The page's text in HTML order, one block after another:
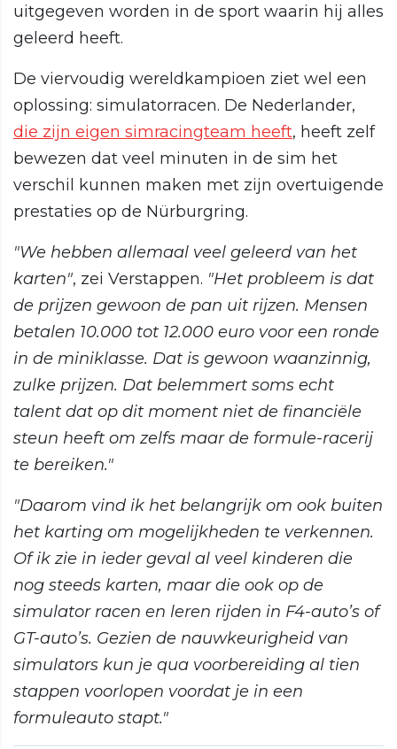
uitgegeven worden in de sport waarin hij alles
geleerd heeft.
De viervoudig wereldkampioen ziet wel een
oplossing: simulatorracen. De Nederlander,
die zijn eigen simracingteam heeft, heeft zelf
bewezen dat veel minuten in de sim het
verschil kunnen maken met zijn overtuigende
prestaties op de Nürburgring.
"We hebben allemaal veel geleerd van het
karten", zei Verstappen. "Het probleem is dat
de prijzen gewoon de pan uit rijzen. Mensen
betalen 10.000 tot 12.000 euro voor een ronde
in de miniklasse. Dat is gewoon waanzinnig,
zulke prijzen. Dat belemmert soms echt
talent dat op dit moment niet de financiële
steun heeft om zelfs maar de formule-racerij
te bereiken."
"Daarom vind ik het belangrijk om ook buiten
het karting om mogelijkheden te verkennen.
Of ik zie in ieder geval al veel kinderen die
nog steeds karten, maar die ook op de
simulator racen en leren rijden in F4-auto’s of
GT-auto’s. Gezien de nauwkeurigheid van
simulators kun je qua voorbereiding al tien
stappen voorlopen voordat je in een
formuleauto stapt."